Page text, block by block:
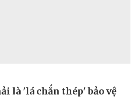
là 'lá chắn thép' bảo vệ